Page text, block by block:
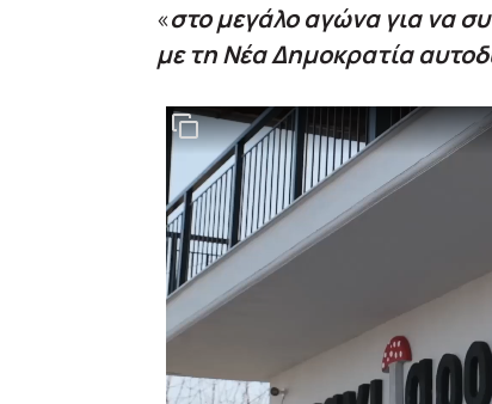
«στο μεγάλο αγώνα για να
με τη Νέα Δημοκρατία